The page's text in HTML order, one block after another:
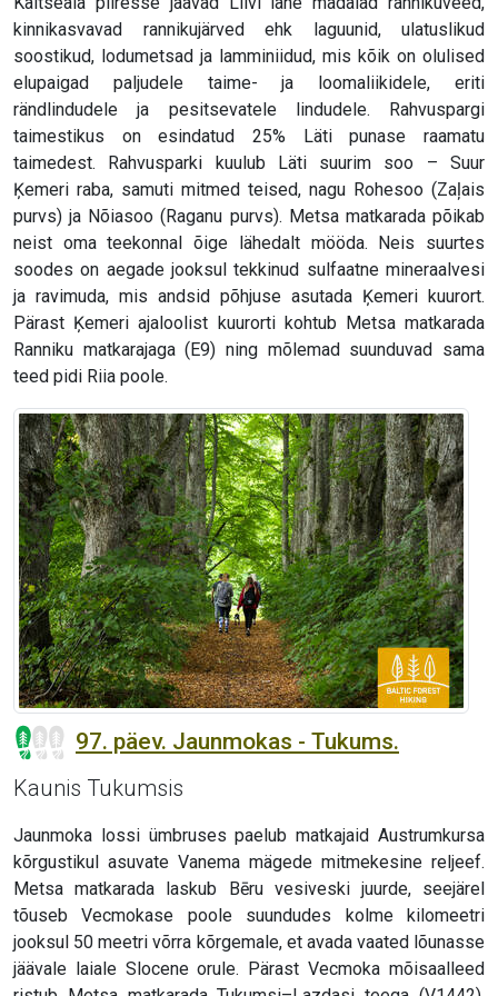
kinnikasvavad rannikujärved ehk laguunid, ulatuslikud
soostikud, lodumetsad ja lamminiidud, mis kõik on olulised
elupaigad paljudele taime- ja loomaliikidele, eriti
rändlindudele ja pesitsevatele lindudele. Rahvuspargi
taimestikus on esindatud 25% Läti punase raamatu
taimedest. Rahvusparki kuulub Läti suurim soo – Suur
Ķemeri raba, samuti mitmed teised, nagu Rohesoo (Zaļais
purvs) ja Nõiasoo (Raganu purvs). Metsa matkarada põikab
neist oma teekonnal õige lähedalt mööda. Neis suurtes
soodes on aegade jooksul tekkinud sulfaatne mineraalvesi
ja ravimuda, mis andsid põhjuse asutada Ķemeri kuurort.
Pärast Ķemeri ajaloolist kuurorti kohtub Metsa matkarada
Ranniku matkarajaga (E9) ning mõlemad suunduvad sama
teed pidi Riia poole.
97. päev. Jaunmokas - Tukums.
Kaunis Tukumsis
Jaunmoka lossi ümbruses paelub matkajaid Austrumkursa
kõrgustikul asuvate Vanema mägede mitmekesine reljeef.
Metsa matkarada laskub Bēru vesiveski juurde, seejärel
tõuseb Vecmokase poole suundudes kolme kilomeetri
jooksul 50 meetri võrra kõrgemale, et avada vaated lõunasse
jäävale laiale Slocene orule. Pärast Vecmoka mõisaalleed